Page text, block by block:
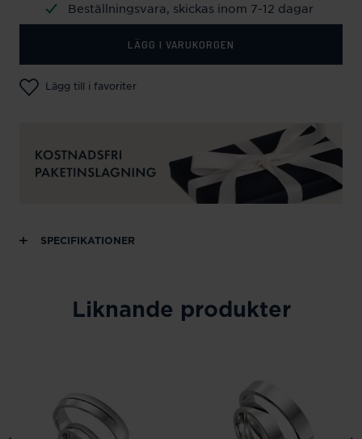
Beställningsvara, skickas inom 7-12 dagar
LÄGG I VARUKORGEN
Lägg till i favoriter
SPECIFIKATIONER
Liknande produkter